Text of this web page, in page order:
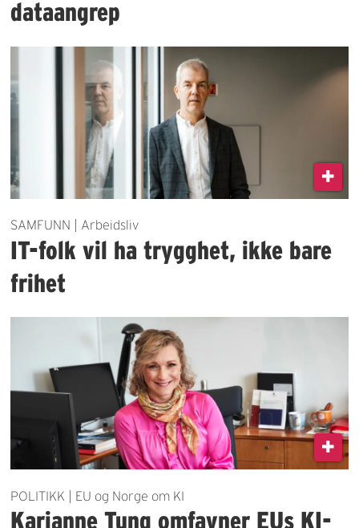
dataangrep
SAMFUNN | Arbeidsliv
IT-folk vil ha trygghet, ikke bare
frihet
POLITIKK | EU og Norge om KI
Karianne Tung omfavner EUs KI-